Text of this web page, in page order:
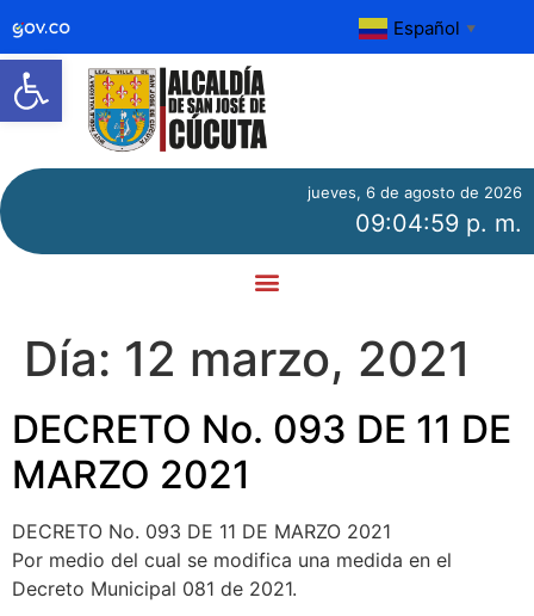
Abrir barra de herramientas
Español ▼
jueves, 6 de agosto de 2026
09:05:00 p. m.
Día: 12 marzo, 2021
DECRETO No. 093 DE 11 DE
MARZO 2021
DECRETO No. 093 DE 11 DE MARZO 2021
Por medio del cual se modifica una medida en el
Decreto Municipal 081 de 2021.